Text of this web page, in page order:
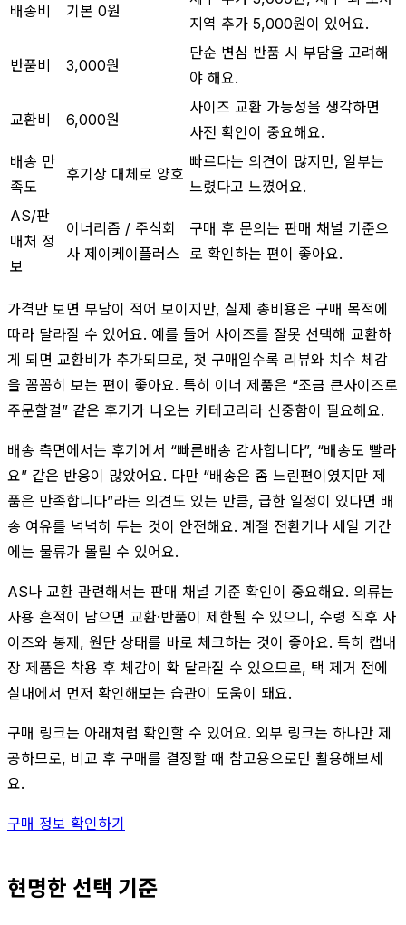
배송비 기본 0원
지역 추가 5,000원이 있어요.
반품비 3,000원
단순 변심 반품 시 부담을 고려해
야 해요.
교환비 6,000원
사이즈 교환 가능성을 생각하면
사전 확인이 중요해요.
배송 만
족도
후기상 대체로 양호
빠르다는 의견이 많지만, 일부는
느렸다고 느꼈어요.
AS/판
매처 정
보
이너리즘 / 주식회
사 제이케이플러스
구매 후 문의는 판매 채널 기준으
로 확인하는 편이 좋아요.
가격만 보면 부담이 적어 보이지만, 실제 총비용은 구매 목적에
따라 달라질 수 있어요. 예를 들어 사이즈를 잘못 선택해 교환하
게 되면 교환비가 추가되므로, 첫 구매일수록 리뷰와 치수 체감
을 꼼꼼히 보는 편이 좋아요. 특히 이너 제품은 “조금 큰사이즈로
주문할걸” 같은 후기가 나오는 카테고리라 신중함이 필요해요.
배송 측면에서는 후기에서 “빠른배송 감사합니다”, “배송도 빨라
요” 같은 반응이 많았어요. 다만 “배송은 좀 느린편이였지만 제
품은 만족합니다”라는 의견도 있는 만큼, 급한 일정이 있다면 배
송 여유를 넉넉히 두는 것이 안전해요. 계절 전환기나 세일 기간
에는 물류가 몰릴 수 있어요.
AS나 교환 관련해서는 판매 채널 기준 확인이 중요해요. 의류는
사용 흔적이 남으면 교환·반품이 제한될 수 있으니, 수령 직후 사
이즈와 봉제, 원단 상태를 바로 체크하는 것이 좋아요. 특히 캡내
장 제품은 착용 후 체감이 확 달라질 수 있으므로, 택 제거 전에
실내에서 먼저 확인해보는 습관이 도움이 돼요.
구매 링크는 아래처럼 확인할 수 있어요. 외부 링크는 하나만 제
공하므로, 비교 후 구매를 결정할 때 참고용으로만 활용해보세
요.
구매 정보 확인하기
현명한 선택 기준